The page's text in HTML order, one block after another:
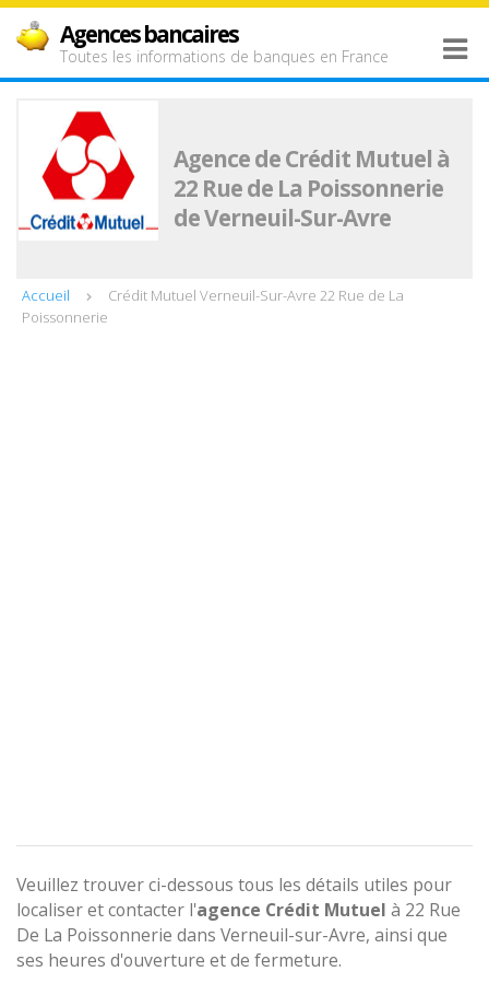
Agences bancaires
Toutes les informations de banques en France
Agence de Crédit Mutuel à
22 Rue de La Poissonnerie
de Verneuil-Sur-Avre
Accueil
Crédit Mutuel Verneuil-Sur-Avre 22 Rue de La
Poissonnerie
Veuillez trouver ci-dessous tous les détails utiles pour
localiser et contacter l'agence Crédit Mutuel à 22 Rue
De La Poissonnerie dans Verneuil-sur-Avre, ainsi que
ses heures d'ouverture et de fermeture.